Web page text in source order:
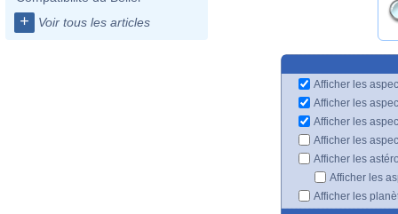
+ Voir tous les articles
Afficher les
Afficher les
Afficher les
Afficher les
Afficher les
Afficher les
Afficher les